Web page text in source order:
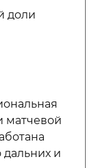
доли
матчевой
и